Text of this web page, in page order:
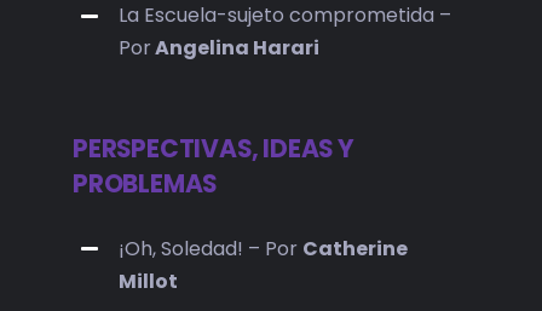
La Escuela-sujeto comprometida –
PorAngelina Harari
PERSPECTIVAS, IDEAS Y
PROBLEMAS
¡Oh, Soledad! – Por Catherine
Millot